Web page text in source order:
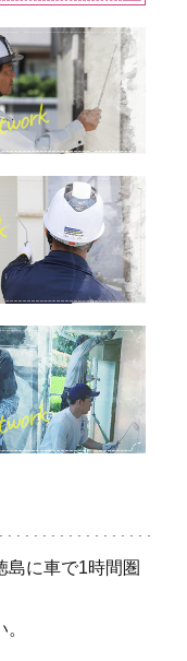
島に車で1時間圏